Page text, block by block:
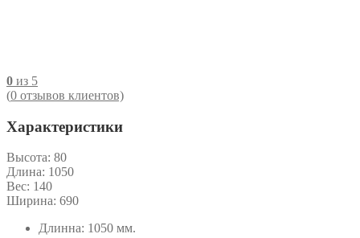
0 из 5
(0 отзывов клиентов)
Характеристики
Высота: 80
Длина: 1050
Вес: 140
Ширина: 690
Длинна: 1050 мм.